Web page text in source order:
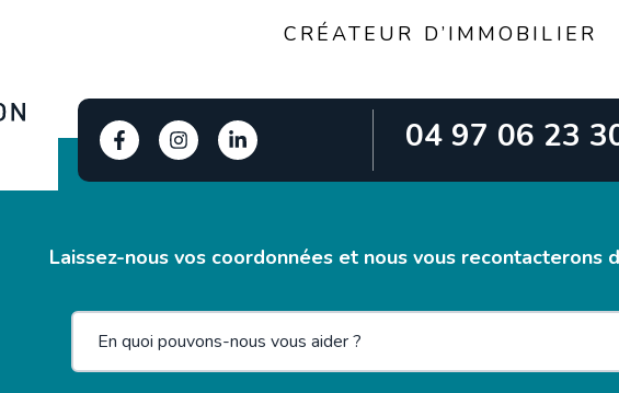
CRÉATEUR D’IMMOBILIER
04 97 06 23
Laissez-nous vos coordonnées et nous vous recontacterons